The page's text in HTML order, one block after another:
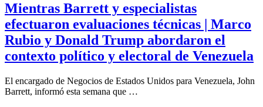
Mientras Barrett y especialistas
efectuaron evaluaciones técnicas | Marco
Rubio y Donald Trump abordaron el
contexto político y electoral de Venezuela
El encargado de Negocios de Estados Unidos para Venezuela, John
Barrett, informó esta semana que …